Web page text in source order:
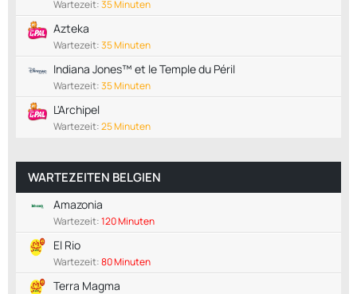
Wartezeit:35 Minuten
Azteka
Wartezeit:35 Minuten
Indiana Jones™ et le Temple du Péril
Wartezeit:35 Minuten
L'Archipel
Wartezeit:25 Minuten
WARTEZEITEN BELGIEN
Amazonia
Wartezeit:120 Minuten
El Rio
Wartezeit:80 Minuten
Terra Magma